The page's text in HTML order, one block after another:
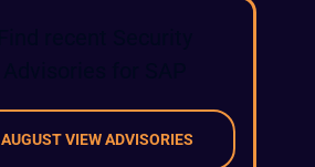
AUGUST VIEW ADVISORIES